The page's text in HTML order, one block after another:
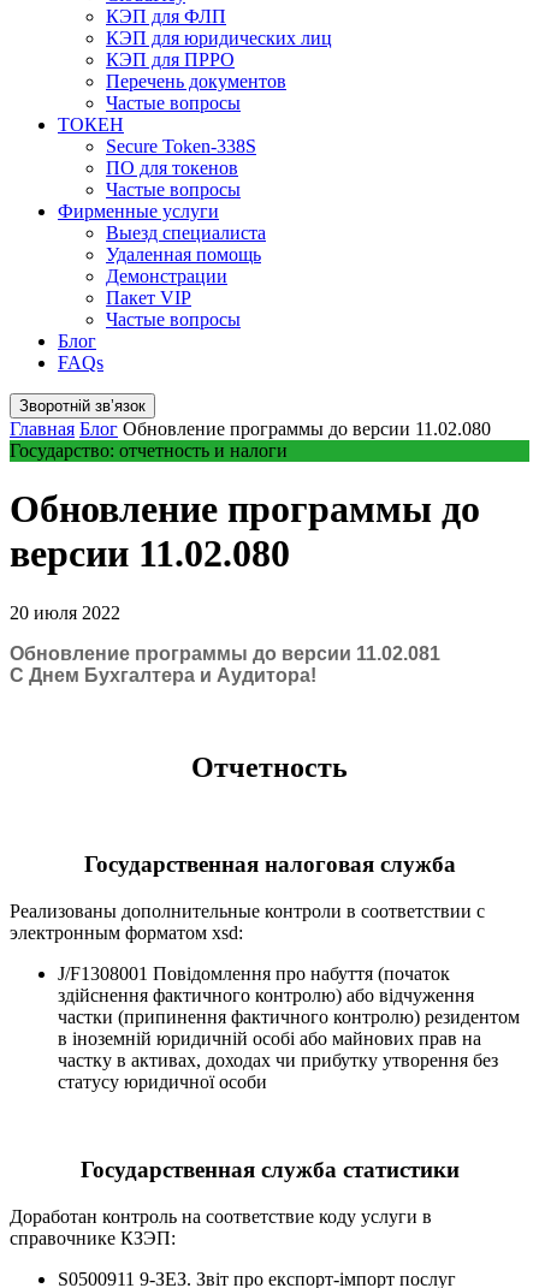
КЭП для ФЛП
КЭП для юридических лиц
КЭП для ПРРО
Перечень документов
Частые вопросы
ТОКЕН
Secure Token-338S
ПО для токенов
Частые вопросы
Фирменные услуги
Выезд специалиста
Удаленная помощь
Демонстрации
Пакет VIP
Частые вопросы
Блог
FAQs
Зворотній звʼязок
Главная Блог Обновление программы до версии 11.02.080
Государство: отчетность и налоги
Обновление программы до
версии 11.02.080
20 июля 2022
Обновление программы до версии 11.02.081
С Днем Бухгалтера и Аудитора!
Отчетность
Государственная налоговая служба
Реализованы дополнительные контроли в соответствии с
электронным форматом xsd:
J/F1308001 Повідомлення про набуття (початок
здійснення фактичного контролю) або відчуження
частки (припинення фактичного контролю) резидентом
в іноземній юридичній особі або майнових прав на
частку в активах, доходах чи прибутку утворення без
статусу юридичної особи
Государственная служба статистики
Доработан контроль на соответствие коду услуги в
справочнике КЗЭП:
S0500911 9-ЗЕЗ. Звіт про експорт-імпорт послуг